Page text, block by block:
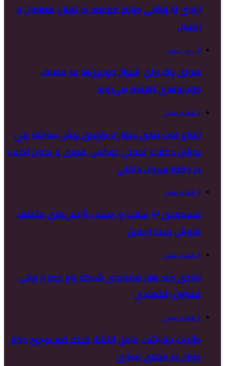
آزادی ۸۱ زندانی جرایم غیرعمد در تهران همزمان با
اربعین
6 روز پیش
هوای پاک برای شیراز؛ دوربین‌ها به مصاف
خودروهای آلاینده می‌روند
1 هفته پیش
انواع قاب بندی دیوار با گچبری پیش ساخته پلی
یورتان دکارت؛ تحولی لوکس، فوری و بدون تخریب
در دکوراسیون داخلی
1 هفته پیش
مسدودی ۳ سایت و حساب آژانس‌های متخلف
فروش بلیت اربعین
1 هفته پیش
اخاذی چند هزار میلیاردی شبکه باج نیوز از برخی
فعالان اقتصادی
1 هفته پیش
جزئیات بازداشت عامل انتشار فیلم ضرب‌وجرح دختر
جوان در فضای مجازی